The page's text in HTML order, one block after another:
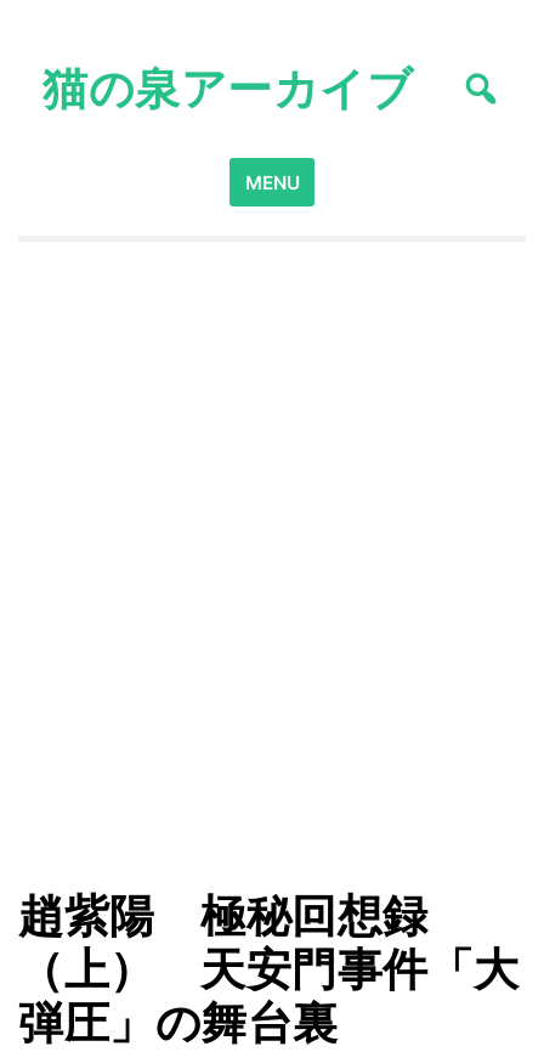
content猫の泉アーカイブ
Search
for:
MENU
趙紫陽 極秘回想録
（上） 天安門事件「大
弾圧」の舞台裏